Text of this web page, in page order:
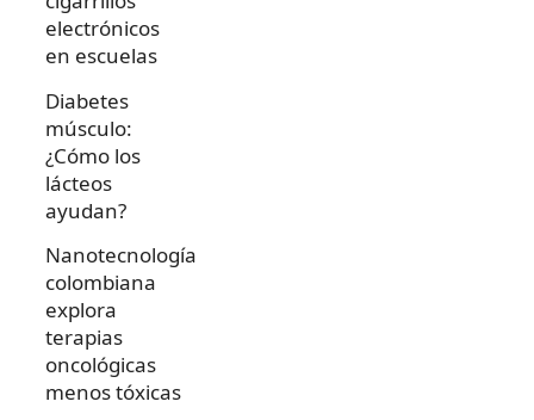
electrónicos
en escuelas
Diabetes
músculo:
¿Cómo los
lácteos
ayudan?
Nanotecnología
colombiana
explora
terapias
oncológicas
menos tóxicas